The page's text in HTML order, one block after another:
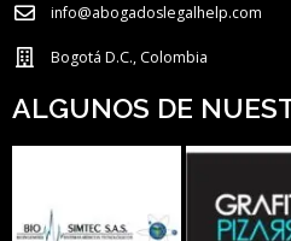
info@abogadoslegalhelp.com
Bogotá D.C., Colombia
ALGUNOS DE